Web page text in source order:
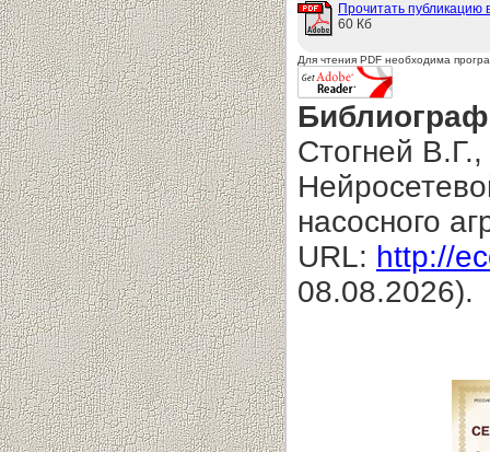
Прочитать публикацию
60 Кб
Для чтения PDF необходима
Стогней
насосного
URL: http://
08.08.2026).